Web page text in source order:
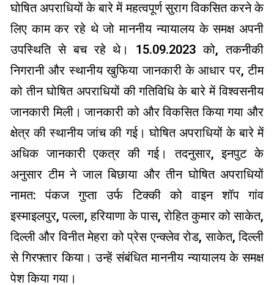
घोषित अपराधियों के बारे में महत्वपूर्ण सुराग विकसित करने के
लिए काम कर रहे थे जो माननीय न्यायालय के समक्ष अपनी
उपस्थिति से बच रहे थे। 15.09.2023 को, तकनीकी
निगरानी और स्थानीय खुफिया जानकारी के आधार पर, टीम
को तीन घोषित अपराधियों की गतिविधि के बारे में विश्वसनीय
जानकारी मिली। जानकारी को और विकसित किया गया और
क्षेत्र की स्थानीय जांच की गई। घोषित अपराधियों के बारे में
अधिक जानकारी एकत्र की गई। तदनुसार, इनपुट के
अनुसार टीम ने जाल बिछाया और तीन घोषित अपराधियों
नामत: पंकज गुप्ता उर्फ ​​टिक्की को वाइन शॉप गांव
इस्माइलपुर, पल्ला, हरियाणा के पास, रोहित कुमार को साकेत,
दिल्ली और विनीत मेहरा को प्रेस एन्क्लेव रोड, साकेत, दिल्ली
से गिरफ्तार किया। उन्हें संबंधित माननीय न्यायालय के समक्ष
पेश किया गया।